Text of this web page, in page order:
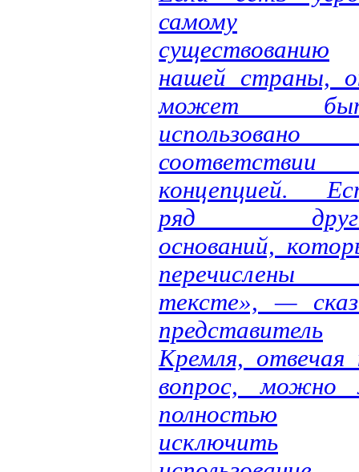
самому
существованию
нашей страны,
может
концепцией.
ряд
оснований,
тексте», —
представитель
Кремля, отвечая
вопрос, можно
полностью
исключить